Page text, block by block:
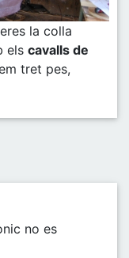
la colla
els cavalls de
tret pes,
no es